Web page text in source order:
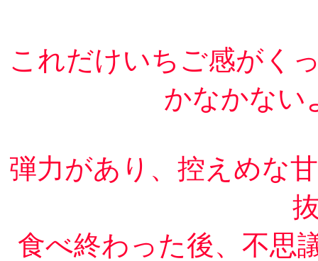
これだけいちご感がく
かなかない
弾力があり、控えめな
食べ終わった後、不思